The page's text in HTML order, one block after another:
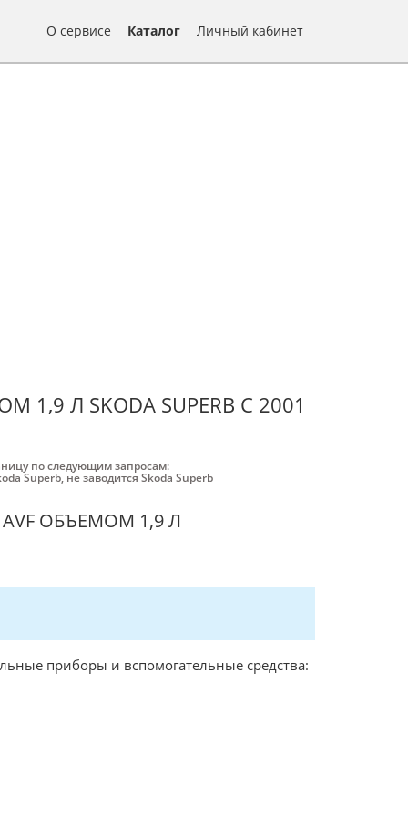
О сервисе Каталог Личный кабинет
Л SKODA SUPERB С 2001
по следующим запросам:
Superb, не заводится Skoda Superb
ОБЪЕМОМ 1,9 Л
приборы и вспомогательные средства: